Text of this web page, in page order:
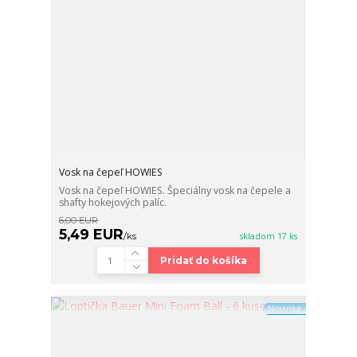
Vosk na čepeľ HOWIES
Vosk na čepeľ HOWIES. Špeciálny vosk na čepele a
shafty hokejových palíc.
6,00 EUR
5,49 EUR/ks skladom 17 ks
Pridať do košíka
Novinka